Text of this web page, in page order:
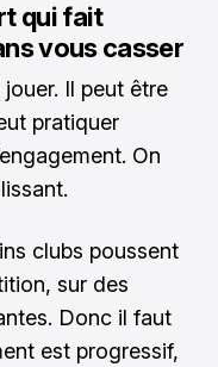
qui fait
vous casser
Il peut être
pratiquer
On
clubs poussent
sur des
Donc il faut
est progressif,